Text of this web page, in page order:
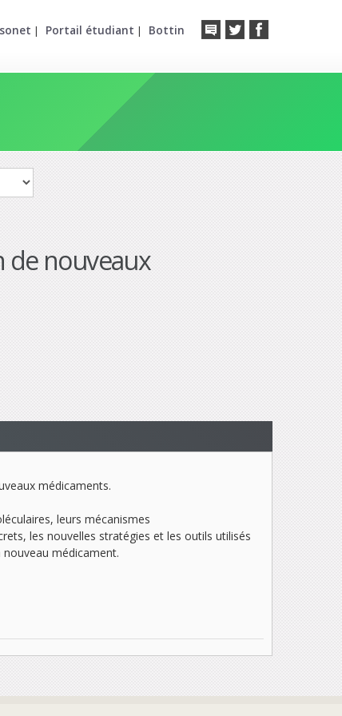
| Portail étudiant | Bottin
de nouveaux
médicaments.
leurs mécanismes
les nouvelles stratégies et les outils utilisés
médicament.